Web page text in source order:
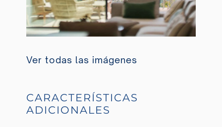
Ver todas las imágenes
CARACTERÍSTICAS
ADICIONALES